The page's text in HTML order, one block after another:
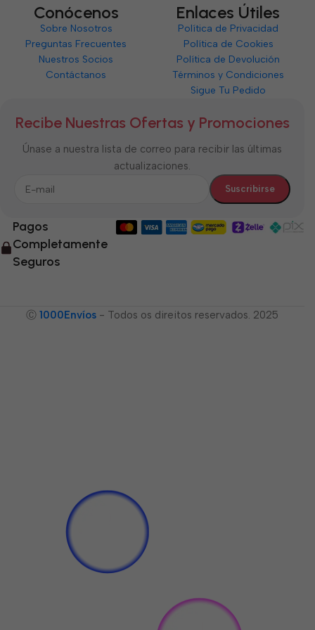
Conócenos
Sobre Nosotros
Preguntas Frecuentes
Nuestros Socios
Contáctanos
Enlaces Útiles
Política de Privacidad
Política de Cookies
Política de Devolución
Términos y Condiciones
Sigue Tu Pedido
Recibe Nuestras Ofertas y Promociones
Únase a nuestra lista de correo para recibir las últimas
actualizaciones.
Pagos
Completamente
Seguros
Ⓒ 1000Envíos - Todos os direitos reservados. 2025